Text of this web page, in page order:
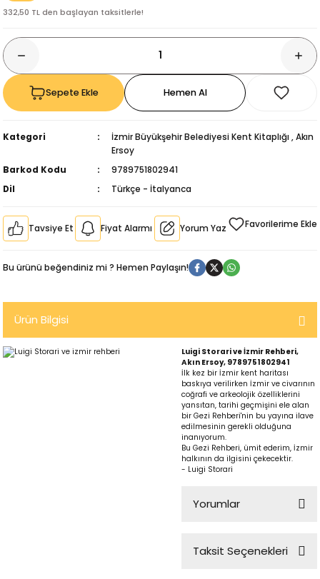
332,50 TL den başlayan taksitlerle!
Sepete Ekle Hemen Al
Kategori İzmir Büyükşehir Belediyesi Kent Kitaplığı ,Akın
Ersoy
Barkod Kodu
9789751802941
Dil
Türkçe - İtalyanca
Tavsiye Et Fiyat Alarmı Yorum Yaz
Bu ürünü beğendiniz mi ? Hemen Paylaşın!
Ürün Bilgisi
Luigi Storari ve İzmir Rehberi,
Akın Ersoy, 9789751802941
İlk kez bir İzmir kent haritası
baskıya verilirken İzmir ve civarının
coğrafi ve arkeolojik özelliklerini
yansıtan, tarihi geçmişini ele alan
bir Gezi Rehberi'nin bu yayına ilave
edilmesinin gerekli olduğuna
inanıyorum.
Bu Gezi Rehberi, ümit ederim, İzmir
halkının da ilgisini çekecektir.
- Luigi Storari
Yorumlar
Bu ürüne ilk yorumu siz yapın!
Taksit Seçenekleri